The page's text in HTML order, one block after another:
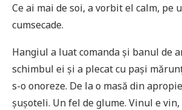
Ce ai mai de soi, a vorbit el calm, pe
cumsecade.
Hangiul a luat comanda și banul de
schimbul ei și a plecat cu pași
s-o onoreze. De la o masă din
șușoteli. Un fel de glume. Vinul e